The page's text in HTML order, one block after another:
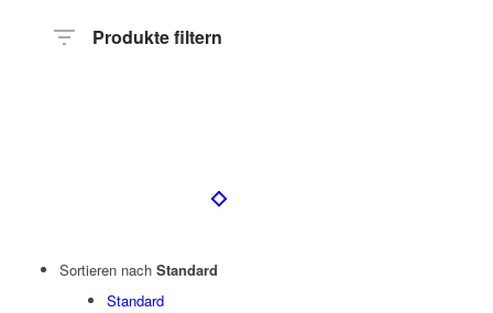
Produkte filtern
Sortieren nach Standard
Standard